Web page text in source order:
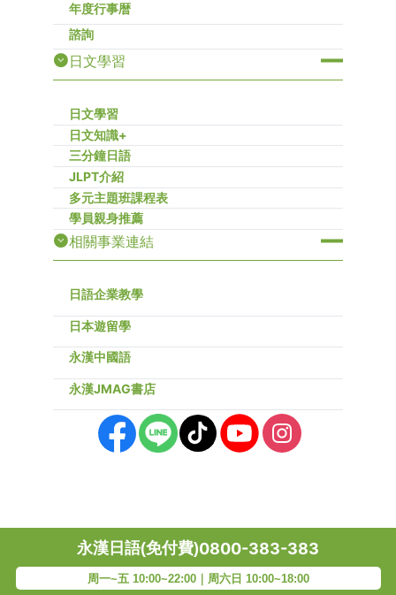
年度行事暦
諮詢
日文學習
日文學習
日文知識+
三分鐘日語
JLPT介紹
多元主題班課程表
學員親身推薦
相關事業連結
日語企業教學
日本遊留學
永漢中國語
永漢JMAG書店
永漢日語(免付費)0800-383-383
周一~五 10:00~22:00｜周六日 10:00~18:00